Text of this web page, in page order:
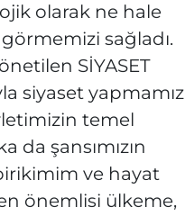
olarak ne hale
sağladı.
SİYASET
siyaset yapmamız
temel
şansımızın
ve hayat
önemlisi ülkeme,